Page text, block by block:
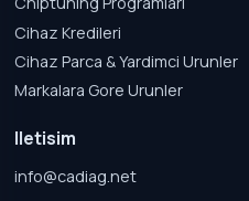
Cihaz Kredileri
Cihaz Parca & Yardimci Urunler
Markalara Gore Urunler
Iletisim
info@cadiag.net